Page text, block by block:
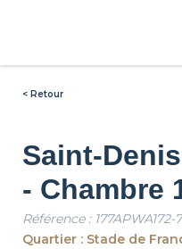
< Retour
Saint-
- Chambre
Référence :
Quartier : Stade de